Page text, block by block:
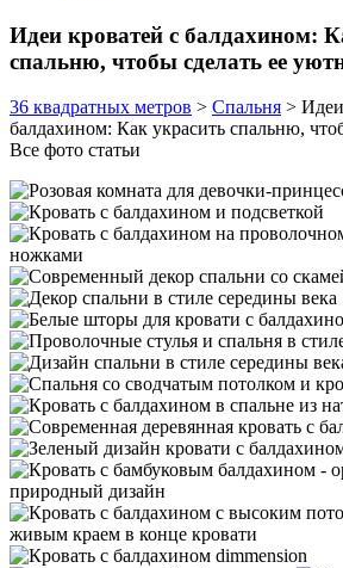
Идеи кроватей с балдахином:
спальню, чтобы сделать ее
36 квадратных метров > Спальня >
балдахином: Как украсить спальню,
Все фото статьи